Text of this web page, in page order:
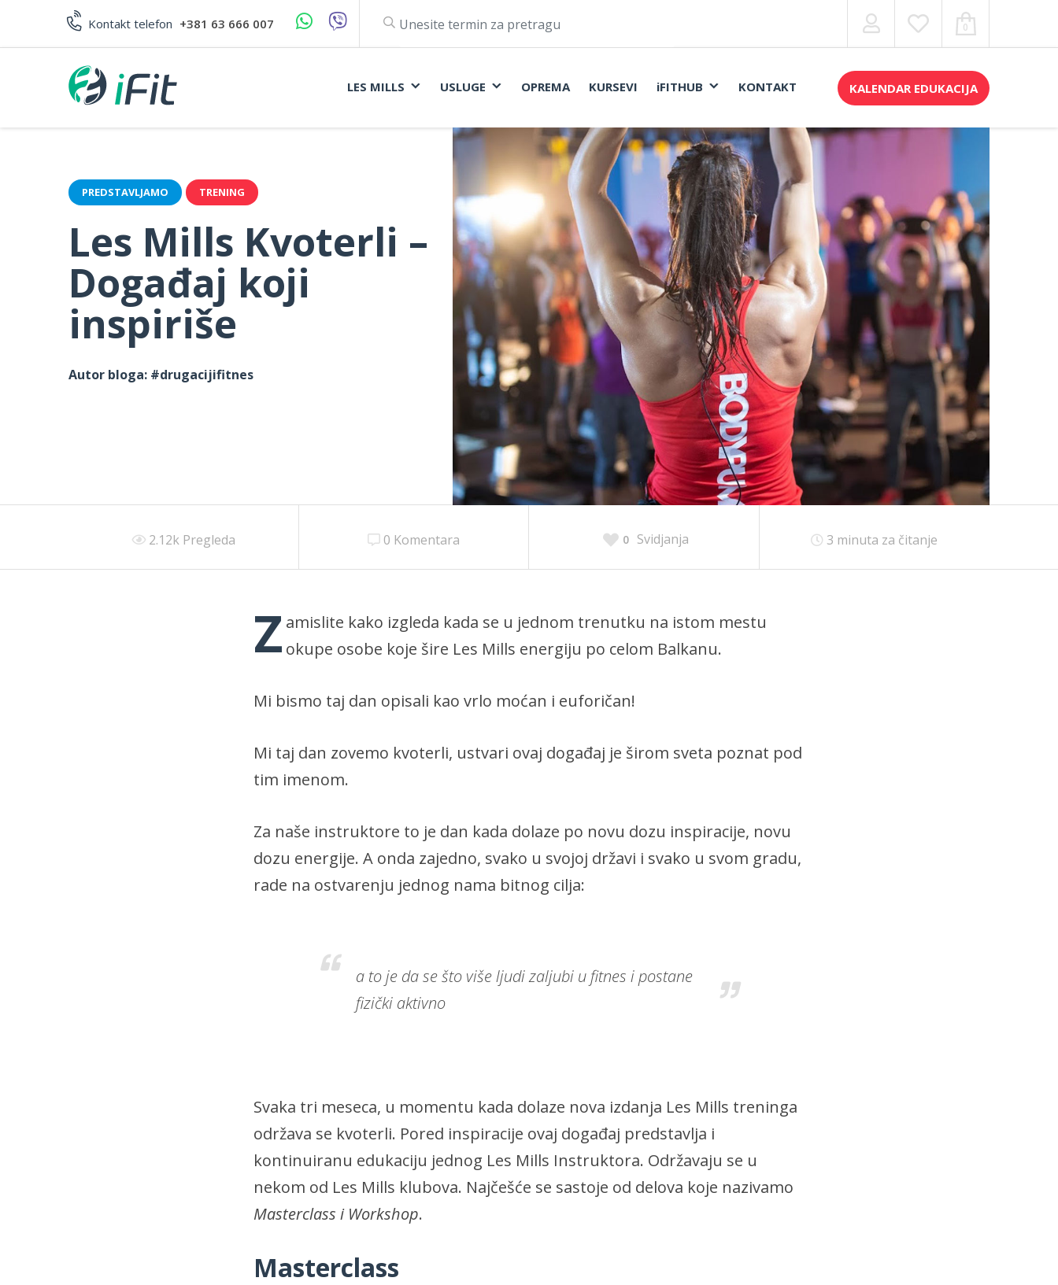
Kontakt telefon +381 63 666 007 0
LES MILLS USLUGE OPREMA KURSEVI iFITHUB KONTAKT KALENDAR EDUKACIJA
PREDSTAVLJAMO TRENING
Les Mills Kvoterli –
Događaj koji
inspiriše
Autor bloga: #drugacijifitnes
2.12k Pregleda 0 Komentara 0 Svidjanja 3 minuta za čitanje
Z amislite kako izgleda kada se u jednom trenutku na istom mestu
okupe osobe koje šire Les Mills energiju po celom Balkanu.
Mi bismo taj dan opisali kao vrlo moćan i euforičan!
Mi taj dan zovemo kvoterli, ustvari ovaj događaj je širom sveta poznat pod
tim imenom.
Za naše instruktore to je dan kada dolaze po novu dozu inspiracije, novu
dozu energije. A onda zajedno, svako u svojoj državi i svako u svom gradu,
rade na ostvarenju jednog nama bitnog cilja:
a to je da se što više ljudi zaljubi u fitnes i postane
fizički aktivno
Svaka tri meseca, u momentu kada dolaze nova izdanja Les Mills treninga
održava se kvoterli. Pored inspiracije ovaj događaj predstavlja i
kontinuiranu edukaciju jednog Les Mills Instruktora. Održavaju se u
nekom od Les Mills klubova. Najčešće se sastoje od delova koje nazivamo
Masterclass i Workshop.
Masterclass